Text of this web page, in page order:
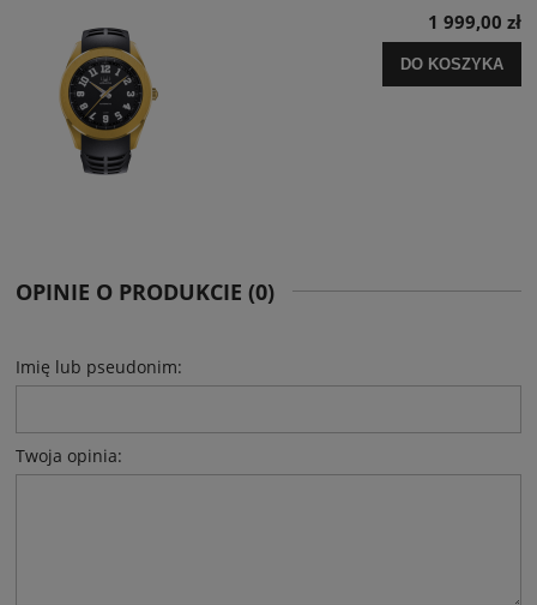
1 999,00 zł
DO KOSZYKA
OPINIE O PRODUKCIE (0)
Imię lub pseudonim:
Twoja opinia: